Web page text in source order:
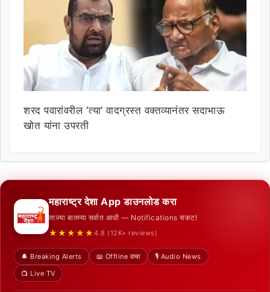
शरद पवारांवरील ‘त्या’ वादग्रस्त वक्तव्यानंतर सदाभाऊ
खोत यांना उपरती
महाराष्ट्र देशा App डाउनलोड करा
ताज्या बातम्या सर्वात आधी — Notifications सकट!
★★★★★ 4.8 (12K+ reviews)
🔔 Breaking Alerts 📖 Offline वाचा
🎙️ Audio News
📺 Live TV